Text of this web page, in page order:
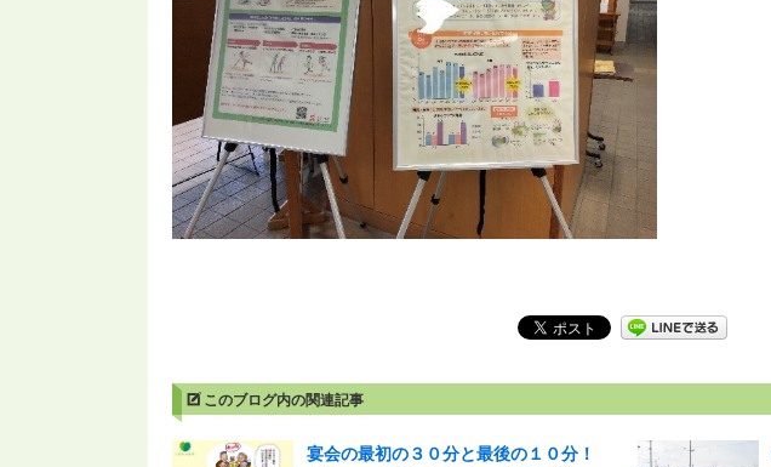
このブログ内の関連記事
宴会の最初の３０分と最後の１０分！